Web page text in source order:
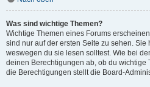
Was sind wichtige Themen?
Wichtige Themen eines Forums
sind nur auf der ersten Seite zu sehen.
weswegen du sie lesen solltest. Wie bei
deinen Berechtigungen ab, ob du wichtige
die Berechtigungen stellt die Board-